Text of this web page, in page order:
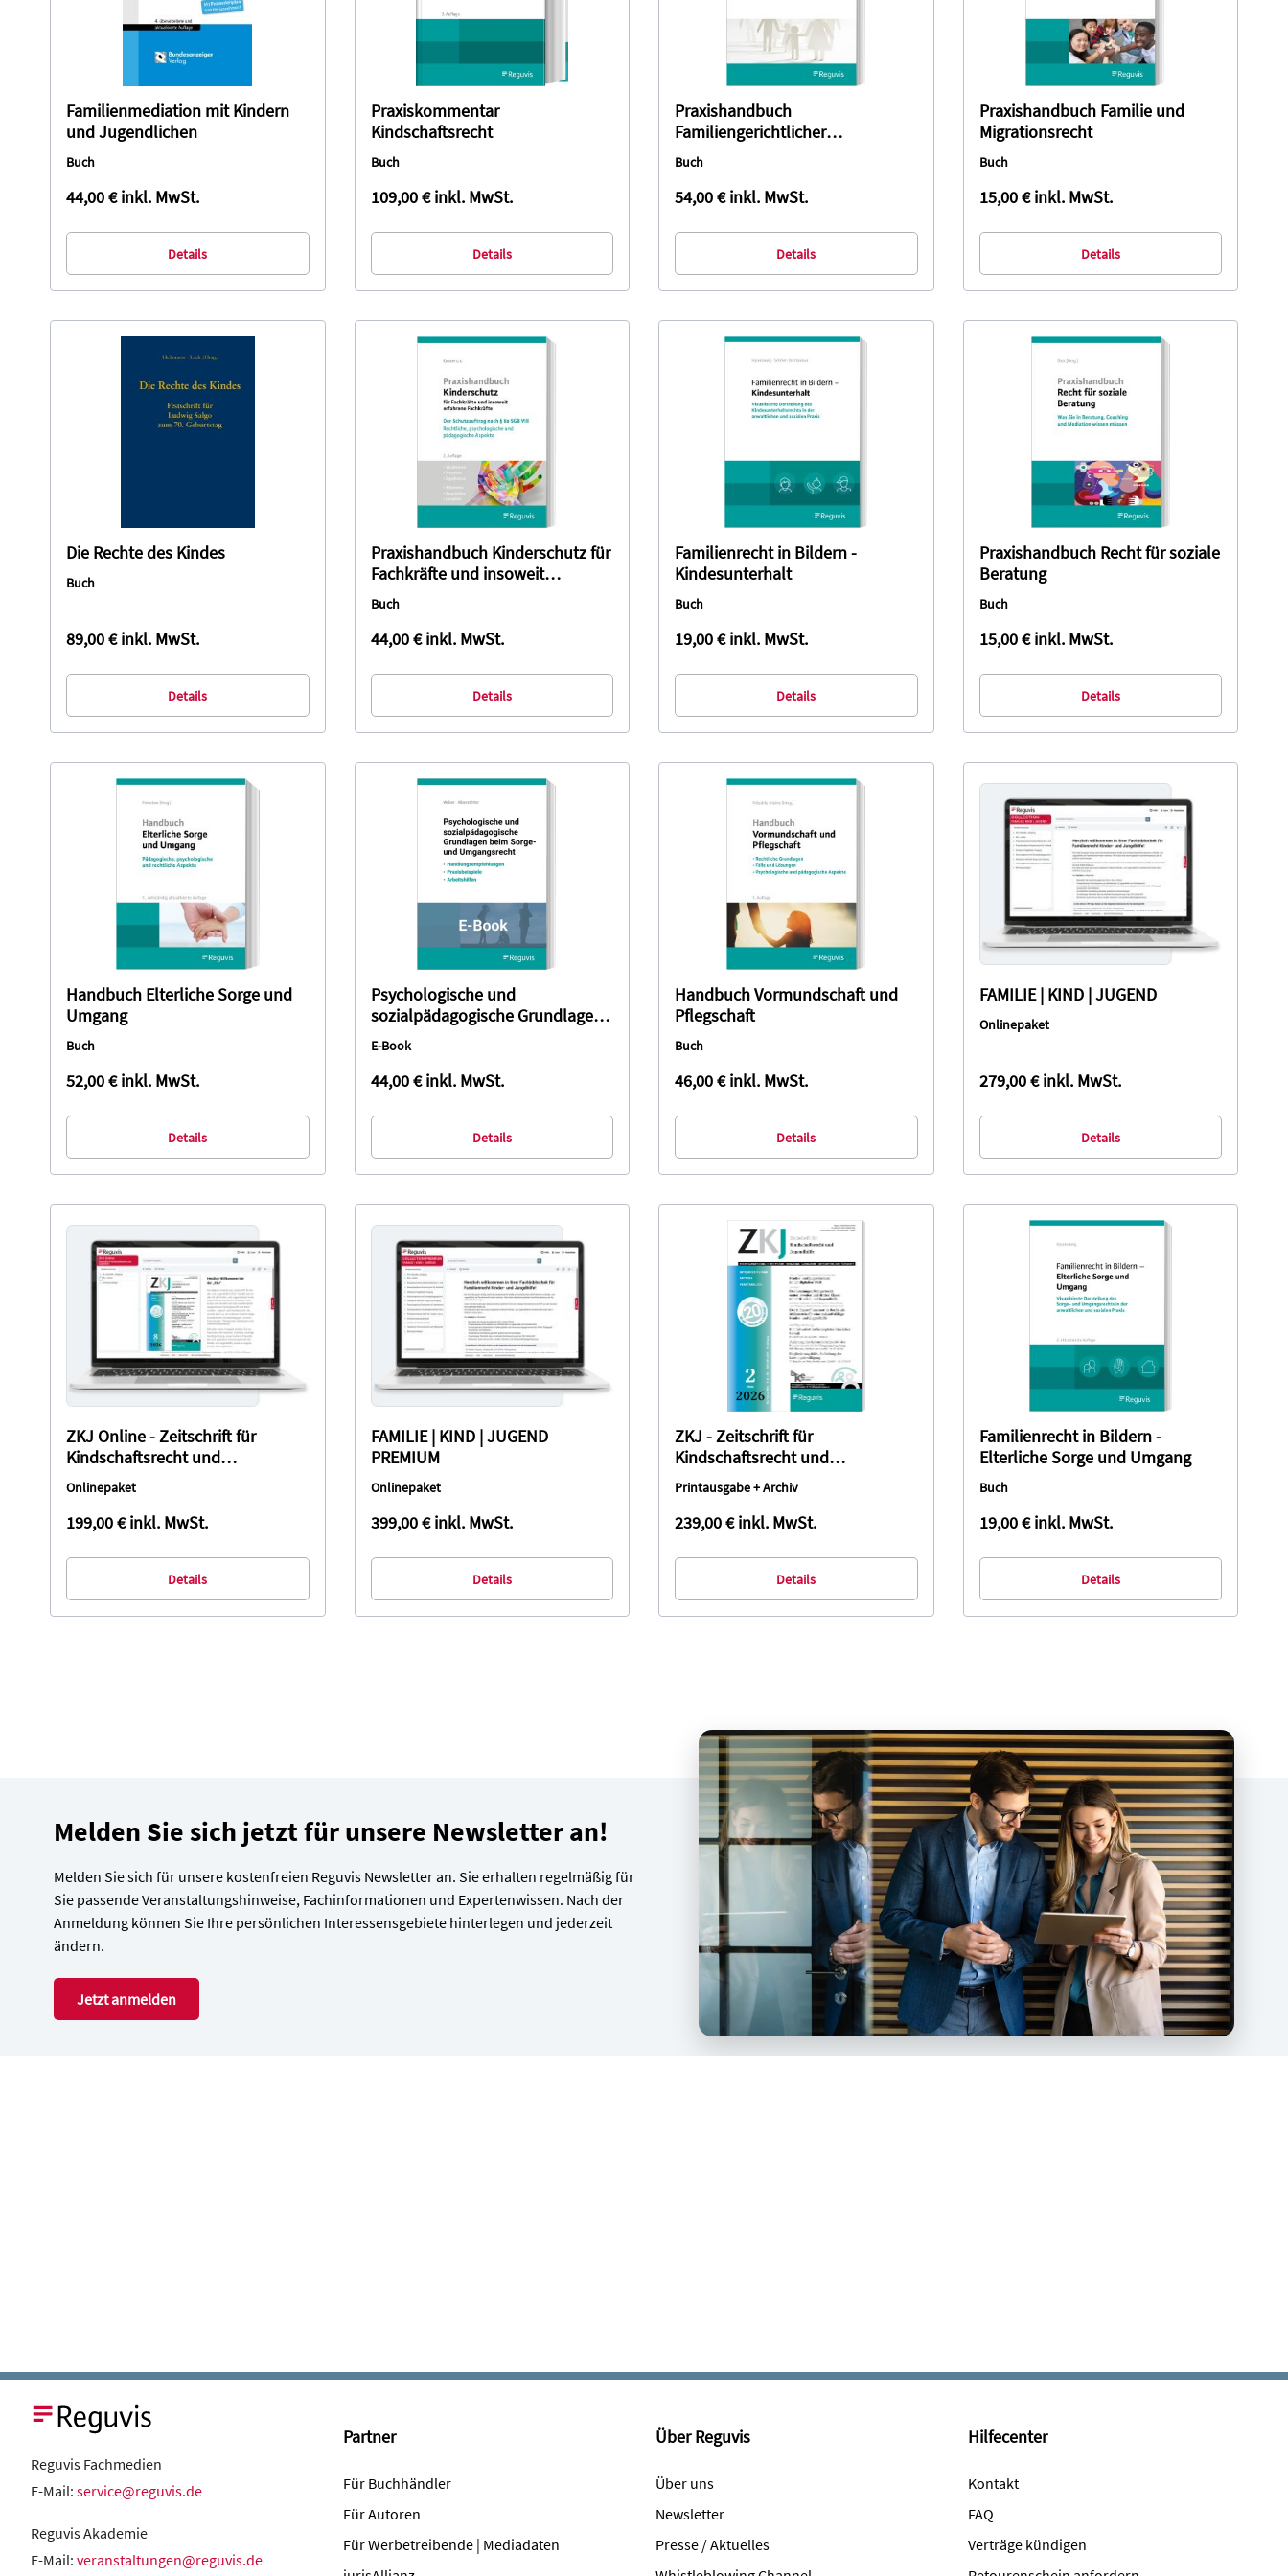
Familienmediation mit Kindern
und Jugendlichen
Buch
44,00 €inkl. MwSt.
Details
Praxiskommentar
Kindschaftsrecht
Buch
109,00 €inkl. MwSt.
Details
Praxishandbuch
Familiengerichtlicher
Kinderschutz
Buch
54,00 €inkl. MwSt.
Details
Praxishandbuch Familie und
Migrationsrecht
Buch
15,00 €inkl. MwSt.
Details
Die Rechte des Kindes
Buch
89,00 €inkl. MwSt.
Details
Praxishandbuch Kinderschutz für
Fachkräfte und insoweit
erfahrene Fachkräfte
Buch
44,00 €inkl. MwSt.
Details
Familienrecht in Bildern -
Kindesunterhalt
Buch
19,00 €inkl. MwSt.
Details
Praxishandbuch Recht für soziale
Beratung
Buch
15,00 €inkl. MwSt.
Details
Handbuch Elterliche Sorge und
Umgang
Buch
52,00 €inkl. MwSt.
Details
Psychologische und
sozialpädagogische Grundlagen
beim Sorge-und Umgangsrecht
(E-Book)
E-Book
44,00 €inkl. MwSt.
Details
Handbuch Vormundschaft und
Pflegschaft
Buch
46,00 €inkl. MwSt.
Details
FAMILIE | KIND | JUGEND
Onlinepaket
279,00 €inkl. MwSt.
Details
ZKJ Online - Zeitschrift für
Kindschaftsrecht und
Jugendhilfe
Onlinepaket
199,00 €inkl. MwSt.
Details
FAMILIE | KIND | JUGEND
PREMIUM
Onlinepaket
399,00 €inkl. MwSt.
Details
ZKJ - Zeitschrift für
Kindschaftsrecht und
Jugendhilfe
Printausgabe + Archiv
239,00 €inkl. MwSt.
Details
Familienrecht in Bildern -
Elterliche Sorge und Umgang
Buch
19,00 €inkl. MwSt.
Details
Melden Sie sich jetzt für unsere Newsletter an!
Melden Sie sich für unsere kostenfreien Reguvis Newsletter an. Sie erhalten regelmäßig für
Sie passende Veranstaltungshinweise, Fachinformationen und Expertenwissen. Nach der
Anmeldung können Sie Ihre persönlichen Interessensgebiete hinterlegen und jederzeit
ändern.
Jetzt anmelden
Reguvis Fachmedien
E-Mail: service@reguvis.de
Reguvis Akademie
E-Mail: veranstaltungen@reguvis.de
Partner
Für Buchhändler
Für Autoren
Für Werbetreibende | Mediadaten
Über Reguvis
Über uns
Newsletter
Presse / Aktuelles
Hilfecenter
Kontakt
FAQ
Verträge kündigen